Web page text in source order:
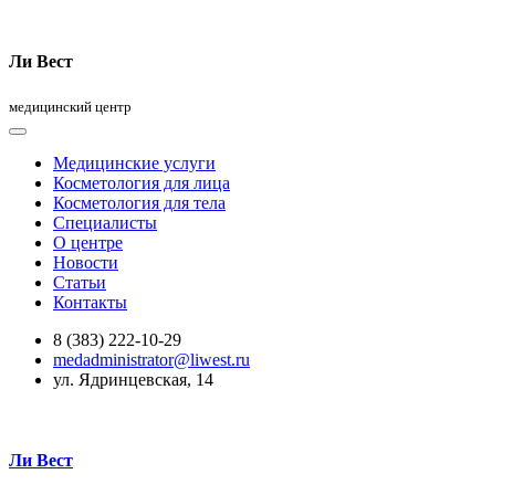
Ли Вест
медицинский центр
Медицинские услуги
Косметология для лица
Косметология для тела
Специалисты
О центре
Новости
Статьи
Контакты
8 (383) 222-10-29
medadministrator@liwest.ru
ул. Ядринцевская, 14
Ли Вест